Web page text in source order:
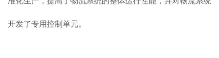
开发了专用控制单元。